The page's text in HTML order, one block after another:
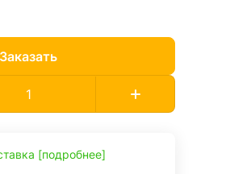
Заказать
[подробнее]